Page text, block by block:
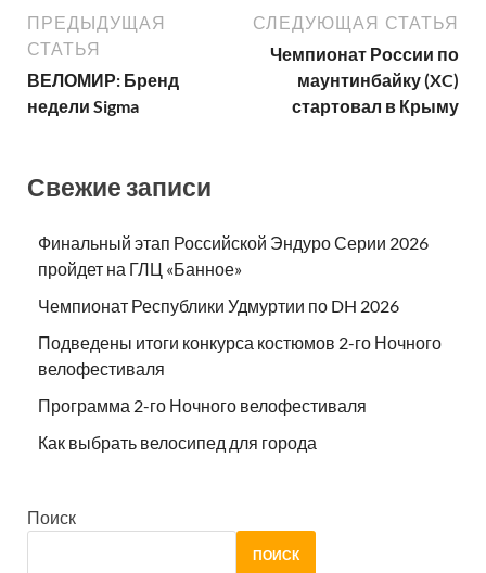
ПРЕДЫДУЩАЯ
СТАТЬЯ
ВЕЛОМИР: Бренд
недели Sigma
СЛЕДУЮЩАЯ СТАТЬЯ
Чемпионат России по
маунтинбайку (XC)
стартовал в Крыму
Свежие записи
Финальный этап Российской Эндуро Серии 2026
пройдет на ГЛЦ «Банное»
Чемпионат Республики Удмуртии по DH 2026
Подведены итоги конкурса костюмов 2-го Ночного
велофестиваля
Программа 2-го Ночного велофестиваля
Как выбрать велосипед для города
Поиск
ПОИСК